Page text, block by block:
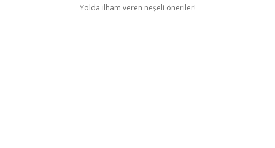
Yolda ilham veren neşeli öneriler!